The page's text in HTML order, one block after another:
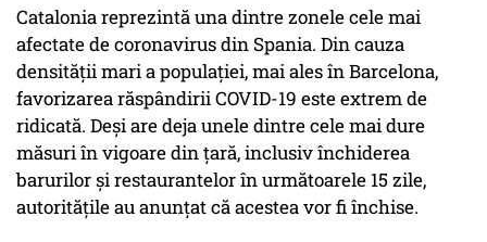
Catalonia ​​reprezintă una dintre zonele cele mai
afectate de coronavirus din Spania. Din cauza
densității mari a populației, mai ales în Barcelona,
favorizarea răspândirii COVID-19 este extrem de
ridicată. Deși are deja unele dintre cele mai dure
măsuri în vigoare din țară, inclusiv închiderea
barurilor și restaurantelor în următoarele 15 zile,
autoritățile au anunțat că acestea vor fi închise.